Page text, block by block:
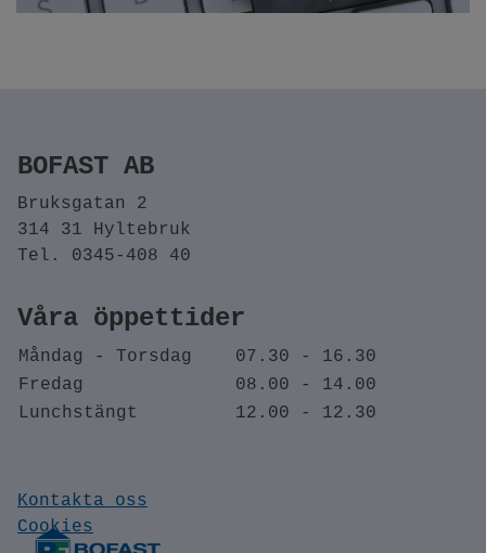
BOFAST AB
Bruksgatan 2
314 31 Hyltebruk
Tel. 0345-408 40
Våra öppettider
Måndag - Torsdag
07.30 - 16.30
Fredag
08.00 - 14.00
Lunchstängt
12.00 - 12.30
Kontakta oss
Cookies